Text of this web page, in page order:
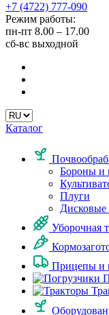
+7 (4722) 777-090
Режим работы:
пн-пт 8.00 – 17.00
сб-вс выходной
Каталог
Бороны и
Плуги
Дисковые
Уборочная
Прицепы и